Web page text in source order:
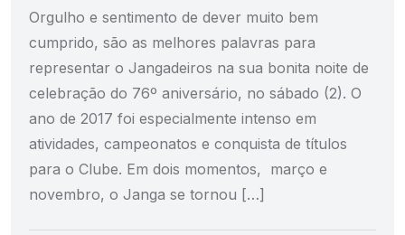
Orgulho e sentimento de dever muito bem
cumprido, são as melhores palavras para
representar o Jangadeiros na sua bonita noite de
celebração do 76º aniversário, no sábado (2). O
ano de 2017 foi especialmente intenso em
atividades, campeonatos e conquista de títulos
para o Clube. Em dois momentos, março e
novembro, o Janga se tornou […]